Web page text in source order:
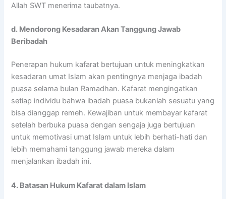
Allah SWT menerima taubatnya.
d. Mendorong Kesadaran Akan Tanggung Jawab
Beribadah
Penerapan hukum kafarat bertujuan untuk meningkatkan
kesadaran umat Islam akan pentingnya menjaga ibadah
puasa selama bulan Ramadhan. Kafarat mengingatkan
setiap individu bahwa ibadah puasa bukanlah sesuatu yang
bisa dianggap remeh. Kewajiban untuk membayar kafarat
setelah berbuka puasa dengan sengaja juga bertujuan
untuk memotivasi umat Islam untuk lebih berhati-hati dan
lebih memahami tanggung jawab mereka dalam
menjalankan ibadah ini.
4. Batasan Hukum Kafarat dalam Islam